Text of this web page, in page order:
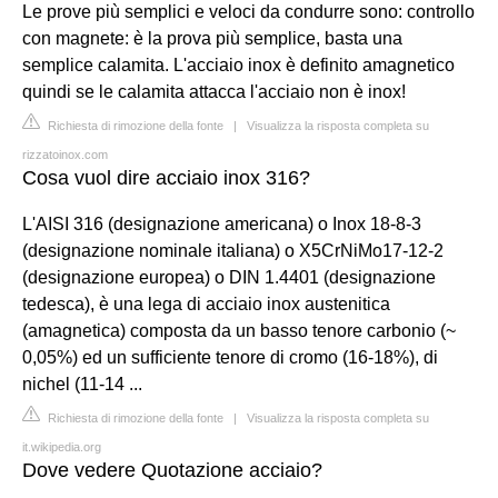
Le prove più semplici e veloci da condurre sono: controllo
con magnete: è la prova più semplice, basta una
semplice calamita. L'acciaio inox è definito amagnetico
quindi se le calamita attacca l'acciaio non è inox!
Richiesta di rimozione della fonte | Visualizza la risposta completa su
rizzatoinox.com
Cosa vuol dire acciaio inox 316?
L'AISI 316 (designazione americana) o Inox 18-8-3
(designazione nominale italiana) o X5CrNiMo17-12-2
(designazione europea) o DIN 1.4401 (designazione
tedesca), è una lega di acciaio inox austenitica
(amagnetica) composta da un basso tenore carbonio (~
0,05%) ed un sufficiente tenore di cromo (16-18%), di
nichel (11-14 ...
Richiesta di rimozione della fonte | Visualizza la risposta completa su
it.wikipedia.org
Dove vedere Quotazione acciaio?